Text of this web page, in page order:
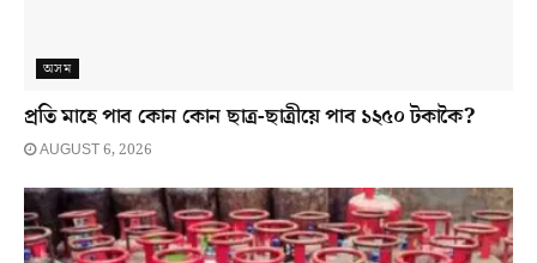
অসম
প্ৰতি মাহে পাব কোন কোন ছাত্ৰ-ছাত্ৰীয়ে পাব ১২৫০ টকাকৈ?
AUGUST 6, 2026